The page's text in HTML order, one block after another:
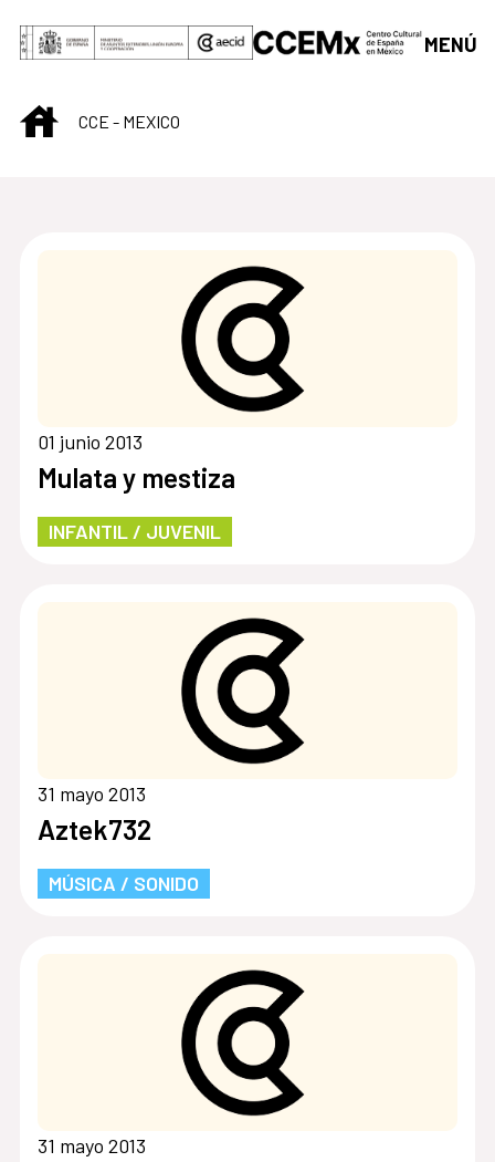
Saltar al contenido principal
MENÚ
INICIOCCE - MEXICO
01 junio 2013
Mulata y mestiza
INFANTIL / JUVENIL
31 mayo 2013
Aztek732
MÚSICA / SONIDO
31 mayo 2013